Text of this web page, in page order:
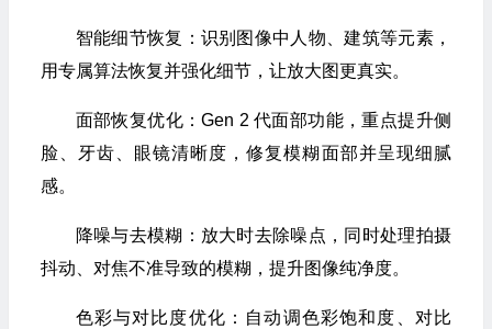
智能细节恢复：识别图像中人物、建筑等元素，
用专属算法恢复并强化细节，让放大图更真实。​
面部恢复优化：Gen 2 代面部功能，重点提升侧
脸、牙齿、眼镜清晰度，修复模糊面部并呈现细腻
感。​
降噪与去模糊：放大时去除噪点，同时处理拍摄
抖动、对焦不准导致的模糊，提升图像纯净度。​
色彩与对比度优化：自动调色彩饱和度、对比